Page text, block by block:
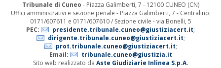
Tribunale di Cuneo - Piazza Galimberti, 7 - 12100 CUNEO (CN)
Uffici amministrativi e sezione penale - Piazza Galimberti, 7 - Centralino:
0171/607611 e 0171/607610 / Sezione civile - via Bonelli, 5
PEC:
presidente.tribunale.cuneo@giustiziacert.it;
dirigente.tribunale.cuneo@giustiziacert.it;
prot.tribunale.cuneo@giustiziacert.it;
Email:
tribunale.cuneo@giustizia.it
Sito web realizzato da Aste Giudiziarie Inlinea S.p.A.